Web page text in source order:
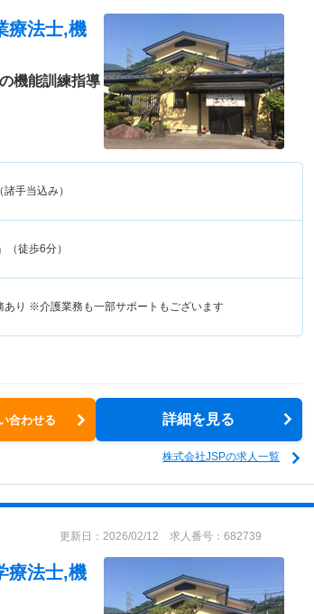
療法士,機
機能訓練指導
諸手当込み）
徒歩6分）
り ※介護業務も一部サポートもございます
合わせる 詳細を見る
株式会社JSPの求人一覧
更新日：2026/02/12 求人番号：682739
療法士,機